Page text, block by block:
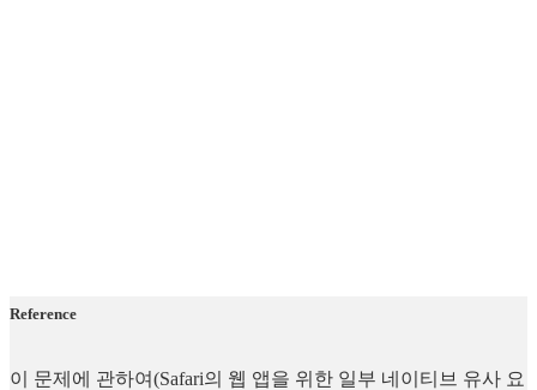
Reference
이 문제에 관하여(Safari의 웹 앱을 위한 일부 네이티브 유사 요